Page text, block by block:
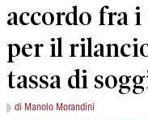
accordo fra
per il
tassa di
di Manolo Morandini